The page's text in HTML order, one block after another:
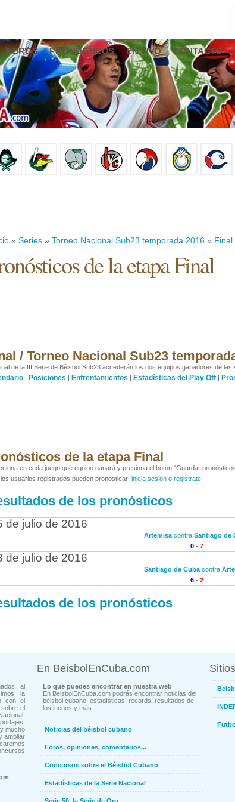
FOROS PRONÓSTICOS EN VIVO CONTACTO
» Series » Torneo Nacional Sub23 temporada 2016 » Final
de la etapa Final
/ Torneo Nacional Sub23
de la III Serie de Béisbol Sub23 accederán los dos equipos ganadores de las
| Posiciones | Enfrentamientos | Estadísticas del Play Off |
de la etapa Final
en cada juego qué equipo ganará y presiona el botón "Guardar
usuarios registrados pueden pronosticar: inicia sesión o registrate
de los pronósticos
de julio de 2016
Artemisa contra Santiago de
0 - 7
de julio de 2016
Santiago de Cuba contra
6 - 2
de los pronósticos
al
la
con el
el
mucho
ampliar
En BeisbolEnCuba.com
Lo que puedes encontrar en nuestra web
En BeisbolEnCuba.com podrás encontrar noticias del
béisbol cubano, estadísticas, records, resultados de
los juegos y más...
Noticias del béisbol cubano
Foros, opiniones, comentarios...
Concursos sobre el Béisbol Cubano
Estadísticas de la Serie Nacional